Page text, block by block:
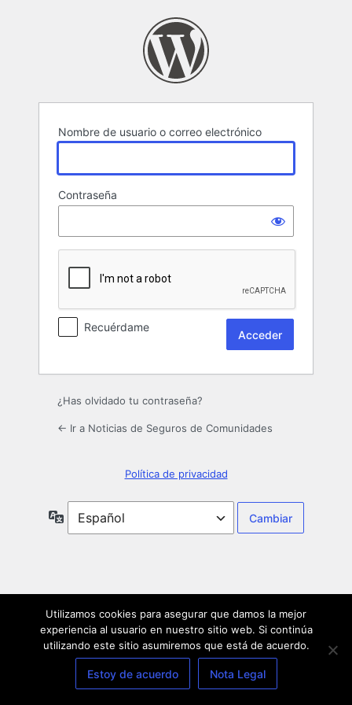
Nombre de usuario o correo electrónico
Contraseña
Recuérdame
¿Has olvidado tu contraseña?
← Ir a Noticias de Seguros de Comunidades
Política de privacidad
Idioma
Utilizamos cookies para asegurar que damos la mejor
experiencia al usuario en nuestro sitio web. Si continúa
utilizando este sitio asumiremos que está de acuerdo.
Estoy de acuerdo Nota Legal